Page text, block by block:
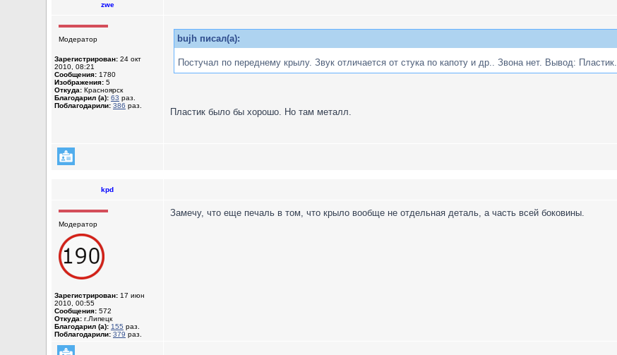
zwe
Модератор
Зарегистрирован: 24 окт
2010, 08:21
Сообщения: 1780
Изображения: 5
Откуда: Красноярск
Благодарил (а): 63 раз.
Поблагодарили: 386 раз.
bujh писал(а):
Постучал по переднему крылу. Звук отличается от стука по капоту и др.. Звона нет. Вывод: Пластик.
Пластик было бы хорошо. Но там металл.
kpd
Модератор
Зарегистрирован: 17 июн
2010, 00:55
Сообщения: 572
Откуда: г.Липецк
Благодарил (а): 155 раз.
Поблагодарили: 379 раз.
Замечу, что еще печаль в том, что крыло вообще не отдельная деталь, а часть всей боковины.